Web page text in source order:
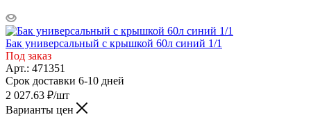
Бак универсальный с крышкой 60л синий 1/1
Под заказ
Арт.: 471351
Срок доставки 6-10 дней
2 027.63 ₽/шт
Варианты цен